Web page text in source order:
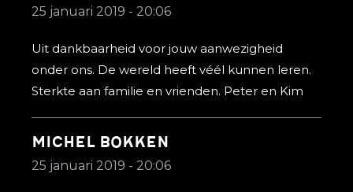
25 januari 2019 - 20:06
Uit dankbaarheid voor jouw aanwezigheid
onder ons. De wereld heeft véél kunnen leren.
Sterkte aan familie en vrienden. Peter en Kim
Michel Bokken
25 januari 2019 - 20:06